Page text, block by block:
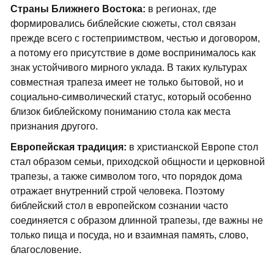
Страны Ближнего Востока: в регионах, где
формировались библейские сюжеты, стол связан
прежде всего с гостеприимством, честью и договором,
а потому его присутствие в доме воспринималось как
знак устойчивого мирного уклада. В таких культурах
совместная трапеза имеет не только бытовой, но и
социально-символический статус, который особенно
близок библейскому пониманию стола как места
признания другого.
Европейская традиция: в христианской Европе стол
стал образом семьи, приходской общности и церковной
трапезы, а также символом того, что порядок дома
отражает внутренний строй человека. Поэтому
библейский стол в европейском сознании часто
соединяется с образом длинной трапезы, где важны не
только пища и посуда, но и взаимная память, слово,
благословение.